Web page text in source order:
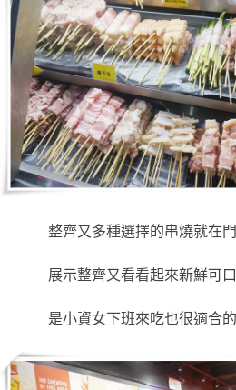
整齊又多種選擇的串燒就在
展示整齊又看看起來新鮮可
是小資女下班來吃也很適合